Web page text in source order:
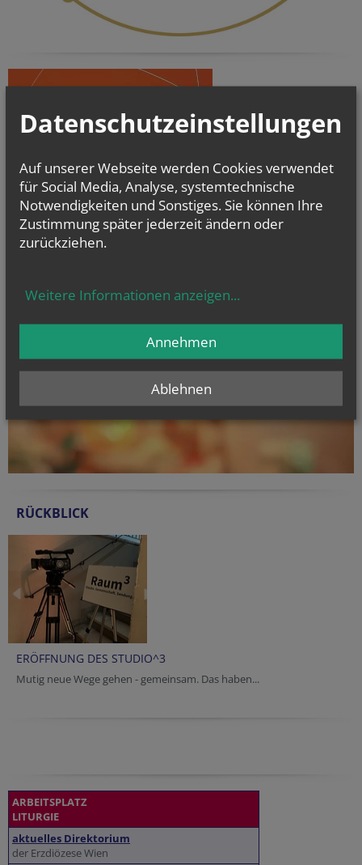
RÜCKBLICK
ERÖFFNUNG DES STUDIO^3
Mutig neue Wege gehen - gemeinsam. Das haben...
ARBEITSPLATZ
LITURGIE
aktuelles Direktorium
der Erzdiözese Wien
Datenschutzeinstellungen
Auf unserer Webseite werden Cookies verwendet
für Social Media, Analyse, systemtechnische
Notwendigkeiten und Sonstiges. Sie können Ihre
Zustimmung später jederzeit ändern oder
zurückziehen.
Weitere Informationen anzeigen...
Ablehnen
Annehmen